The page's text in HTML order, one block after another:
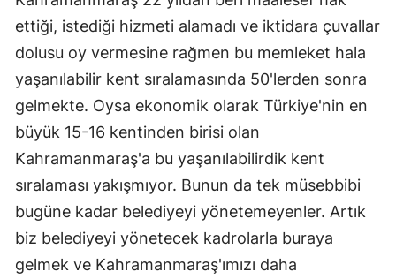
ettiği, istediği hizmeti alamadı ve iktidara çuvallar
dolusu oy vermesine rağmen bu memleket hala
yaşanılabilir kent sıralamasında 50'lerden sonra
gelmekte. Oysa ekonomik olarak Türkiye'nin en
büyük 15-16 kentinden birisi olan
Kahramanmaraş'a bu yaşanılabilirdik kent
sıralaması yakışmıyor. Bunun da tek müsebbibi
bugüne kadar belediyeyi yönetemeyenler. Artık
biz belediyeyi yönetecek kadrolarla buraya
gelmek ve Kahramanmaraş'ımızı daha